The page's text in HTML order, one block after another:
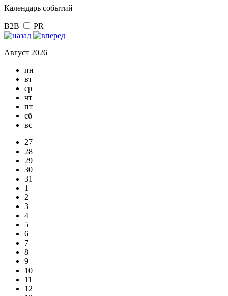
Календарь событий
B2B PR
Август 2026
пн
вт
ср
чт
пт
сб
вс
27
28
29
30
31
1
2
3
4
5
6
7
8
9
10
11
12